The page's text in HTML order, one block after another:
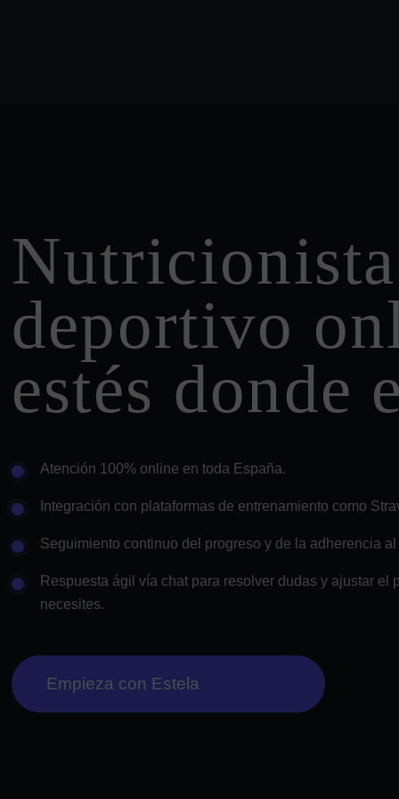
Nutricionista
deportivo
estés donde
Atención 100% online en toda España.
Integración con plataformas de entrenamiento como
Seguimiento continuo del progreso y de la adherencia
Respuesta ágil vía chat para resolver dudas y ajustar el
necesites.
Empieza con Estela